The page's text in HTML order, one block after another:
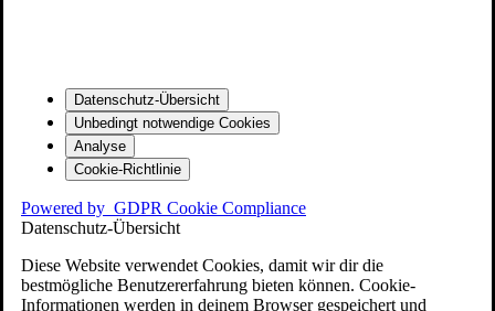
Datenschutz-Übersicht
Unbedingt notwendige Cookies
Analyse
Cookie-Richtlinie
Powered by GDPR Cookie Compliance
Datenschutz-Übersicht
Diese Website verwendet Cookies, damit wir dir die
bestmögliche Benutzererfahrung bieten können. Cookie-
Informationen werden in deinem Browser gespeichert und